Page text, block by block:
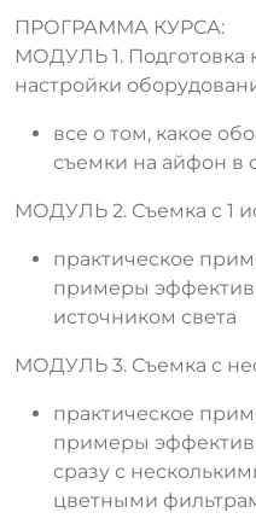
ПРОГРАММА КУРСА:
МОДУЛЬ 1. Подготовка
настройки
все о том, какое
съемки на айфон в
МОДУЛЬ 2. Съемка с 1
практическое
примеры
источником света
МОДУЛЬ 3. Съемка с
практическое
примеры
сразу с
цветными